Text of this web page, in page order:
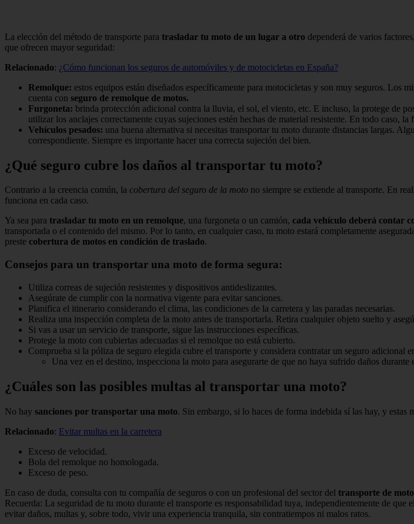
La elección del método de transporte para trasladar tu moto de un lugar a otro dependerá de varios
que ofrecen mayor seguridad:
Relacionado: ¿Cómo funcionan los seguros de automóviles y de motocicletas en España?
Remolque: estos equipos están diseñados específicamente para motocicletas y son muy seguros.
cuenta con seguro de remolque de motos.
Furgoneta: brinda protección adicional contra la lluvia, el sol, el viento, etc. E incluso, la protege de
utilizar los anclajes correctamente cuyas sujeciones estén hechas de material resistente. En todo caso,
Vehículos pesados: una buena alternativa si necesitas transportar tu moto durante distancias largas.
correspondiente. Siempre es importante hacer una correcta sujeción del bien.
¿Qué seguro cubre los daños al transportar tu moto?
Contrario a la creencia común, la cobertura del seguro de la moto no siempre se extiende al transporte. En
funciona en cada caso.
Ya sea para trasladar tu moto en un remolque, una furgoneta o un camión, cada vehículo deberá contar
transportada o el contenido del mismo. Por lo tanto, en cualquier caso, tu moto estará completamente
preste cobertura de motos en condición de traslado.
Consejos para un transportar una moto de forma segura:
Utiliza correas de sujeción resistentes y dispositivos antideslizantes.
Asegúrate de cumplir con la normativa vigente para evitar sanciones.
Planifica el itinerario considerando el clima, las condiciones de la carretera y las paradas necesarias.
Realiza una inspección completa de la moto antes de transportarla. Retira cualquier objeto suelto y
Si vas a usar un servicio de transporte, sigue las instrucciones específicas.
Protege la moto con cubiertas adecuadas si el remolque no está cubierto.
Comprueba si la póliza de seguro elegida cubre el transporte y considera contratar un seguro adicional
Una vez en el destino, inspecciona la moto para asegurarte de que no haya sufrido daños durante
¿Cuáles son las posibles multas al transportar una moto?
No hay sanciones por transportar una moto. Sin embargo, si lo haces de forma indebida sí las hay, y estas
Relacionado: Evitar multas en la carretera
Exceso de velocidad.
Bola del remolque no homologada.
Exceso de peso.
En caso de duda, consulta con tu compañía de seguros o con un profesional del sector del transporte de
Recuerda: La seguridad de tu moto durante el transporte es responsabilidad tuya, independientemente de
evitar daños, multas y, sobre todo, vivir una experiencia tranquila, sin contratiempos ni malos ratos.